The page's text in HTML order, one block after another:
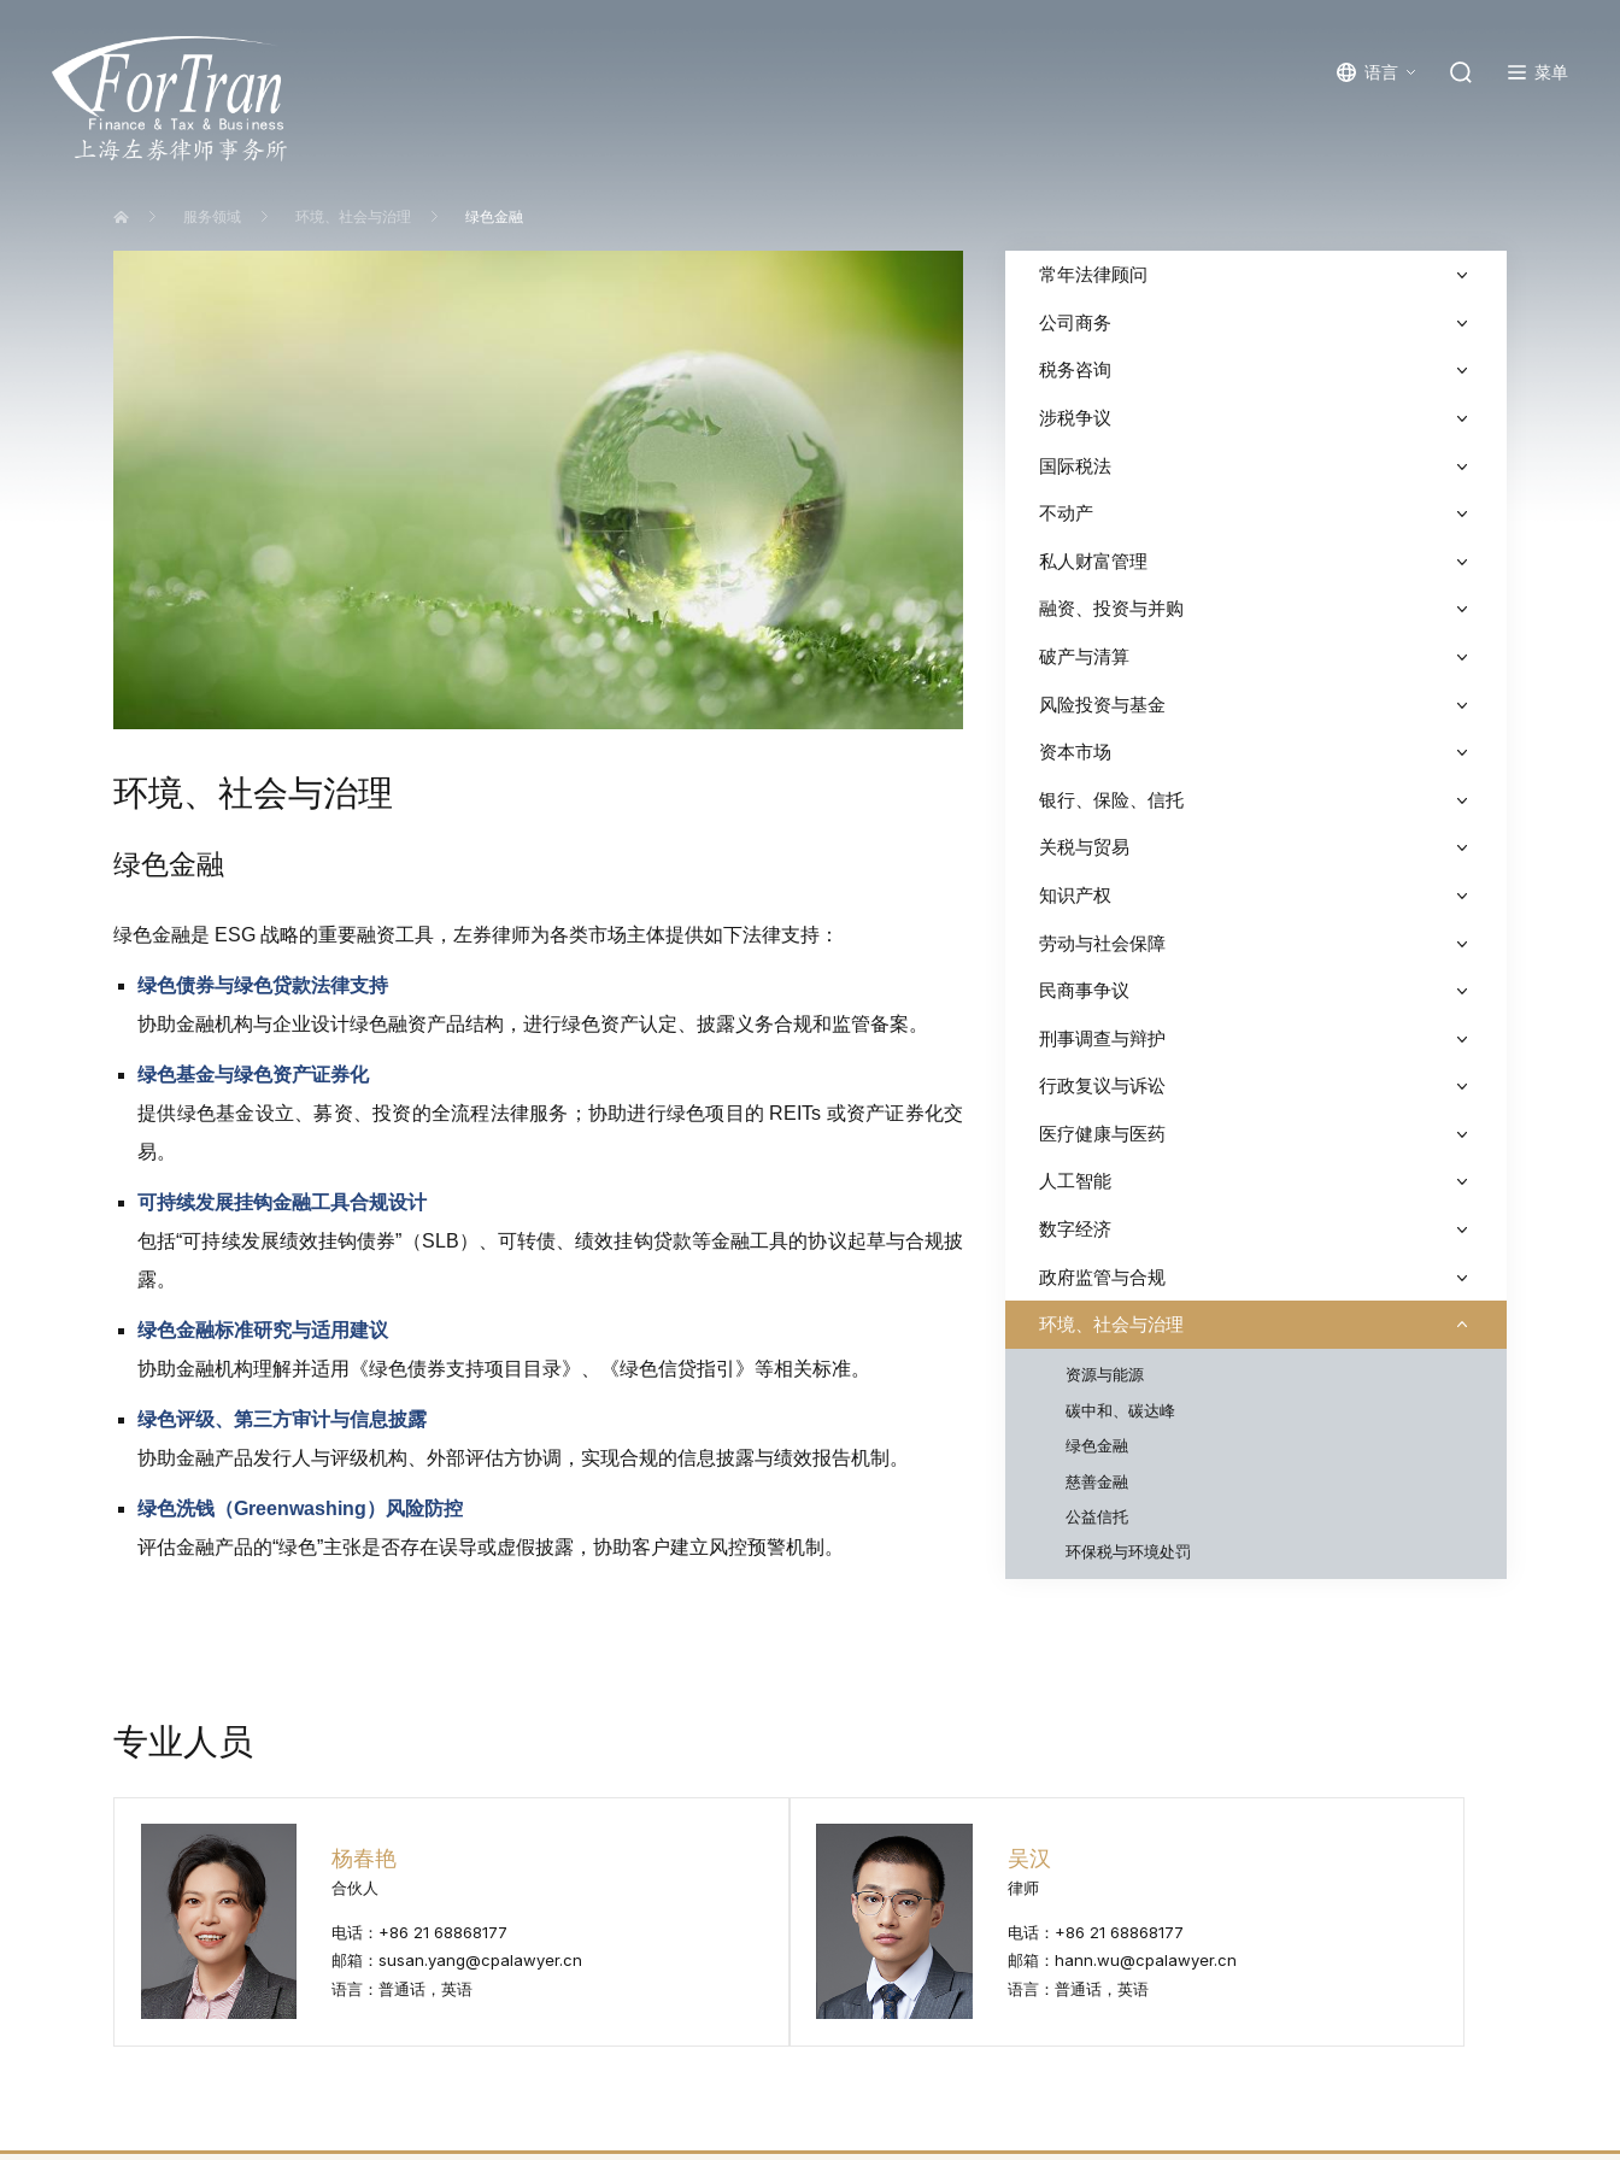
语言 菜单
服务领域 环境、社会与治理 绿色金融
常年法律顾问
公司商务
税务咨询
涉税争议
国际税法
不动产
私人财富管理
融资、投资与并购
破产与清算
风险投资与基金
资本市场
银行、保险、信托
关税与贸易
知识产权
劳动与社会保障
民商事争议
刑事调查与辩护
行政复议与诉讼
医疗健康与医药
人工智能
数字经济
政府监管与合规
环境、社会与治理
资源与能源
碳中和、碳达峰
绿色金融
慈善金融
公益信托
环保税与环境处罚
环境、社会与治理
绿色金融
绿色金融是 ESG 战略的重要融资工具，左券律师为各类市场主体提供如下法律支持：
绿色债券与绿色贷款法律支持
协助金融机构与企业设计绿色融资产品结构，进行绿色资产认定、披露义务合规和监管备案。
绿色基金与绿色资产证券化
提供绿色基金设立、募资、投资的全流程法律服务；协助进行绿色项目的 REITs 或资产证券化交
易。
可持续发展挂钩金融工具合规设计
包括“可持续发展绩效挂钩债券”（SLB）、可转债、绩效挂钩贷款等金融工具的协议起草与合规披
露。
绿色金融标准研究与适用建议
协助金融机构理解并适用《绿色债券支持项目目录》、《绿色信贷指引》等相关标准。
绿色评级、第三方审计与信息披露
协助金融产品发行人与评级机构、外部评估方协调，实现合规的信息披露与绩效报告机制。
绿色洗钱（Greenwashing）风险防控
评估金融产品的“绿色”主张是否存在误导或虚假披露，协助客户建立风控预警机制。
专业人员
杨春艳
合伙人
电话：+86 21 68868177
邮箱：susan.yang@cpalawyer.cn
语言：普通话，英语
吴汉
律师
电话：+86 21 68868177
邮箱：hann.wu@cpalawyer.cn
语言：普通话，英语